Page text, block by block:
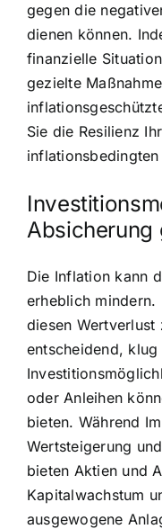
gegen die
dienen können.
finanzielle
gezielte
Sie die Resilienz
Absicherung
Die Inflation kann
erheblich mindern.
diesen Wertverlust
entscheidend,
oder Anleihen
bieten. Während
Wertsteigerung
bieten Aktien und
Kapitalwachstum
ausgewogene